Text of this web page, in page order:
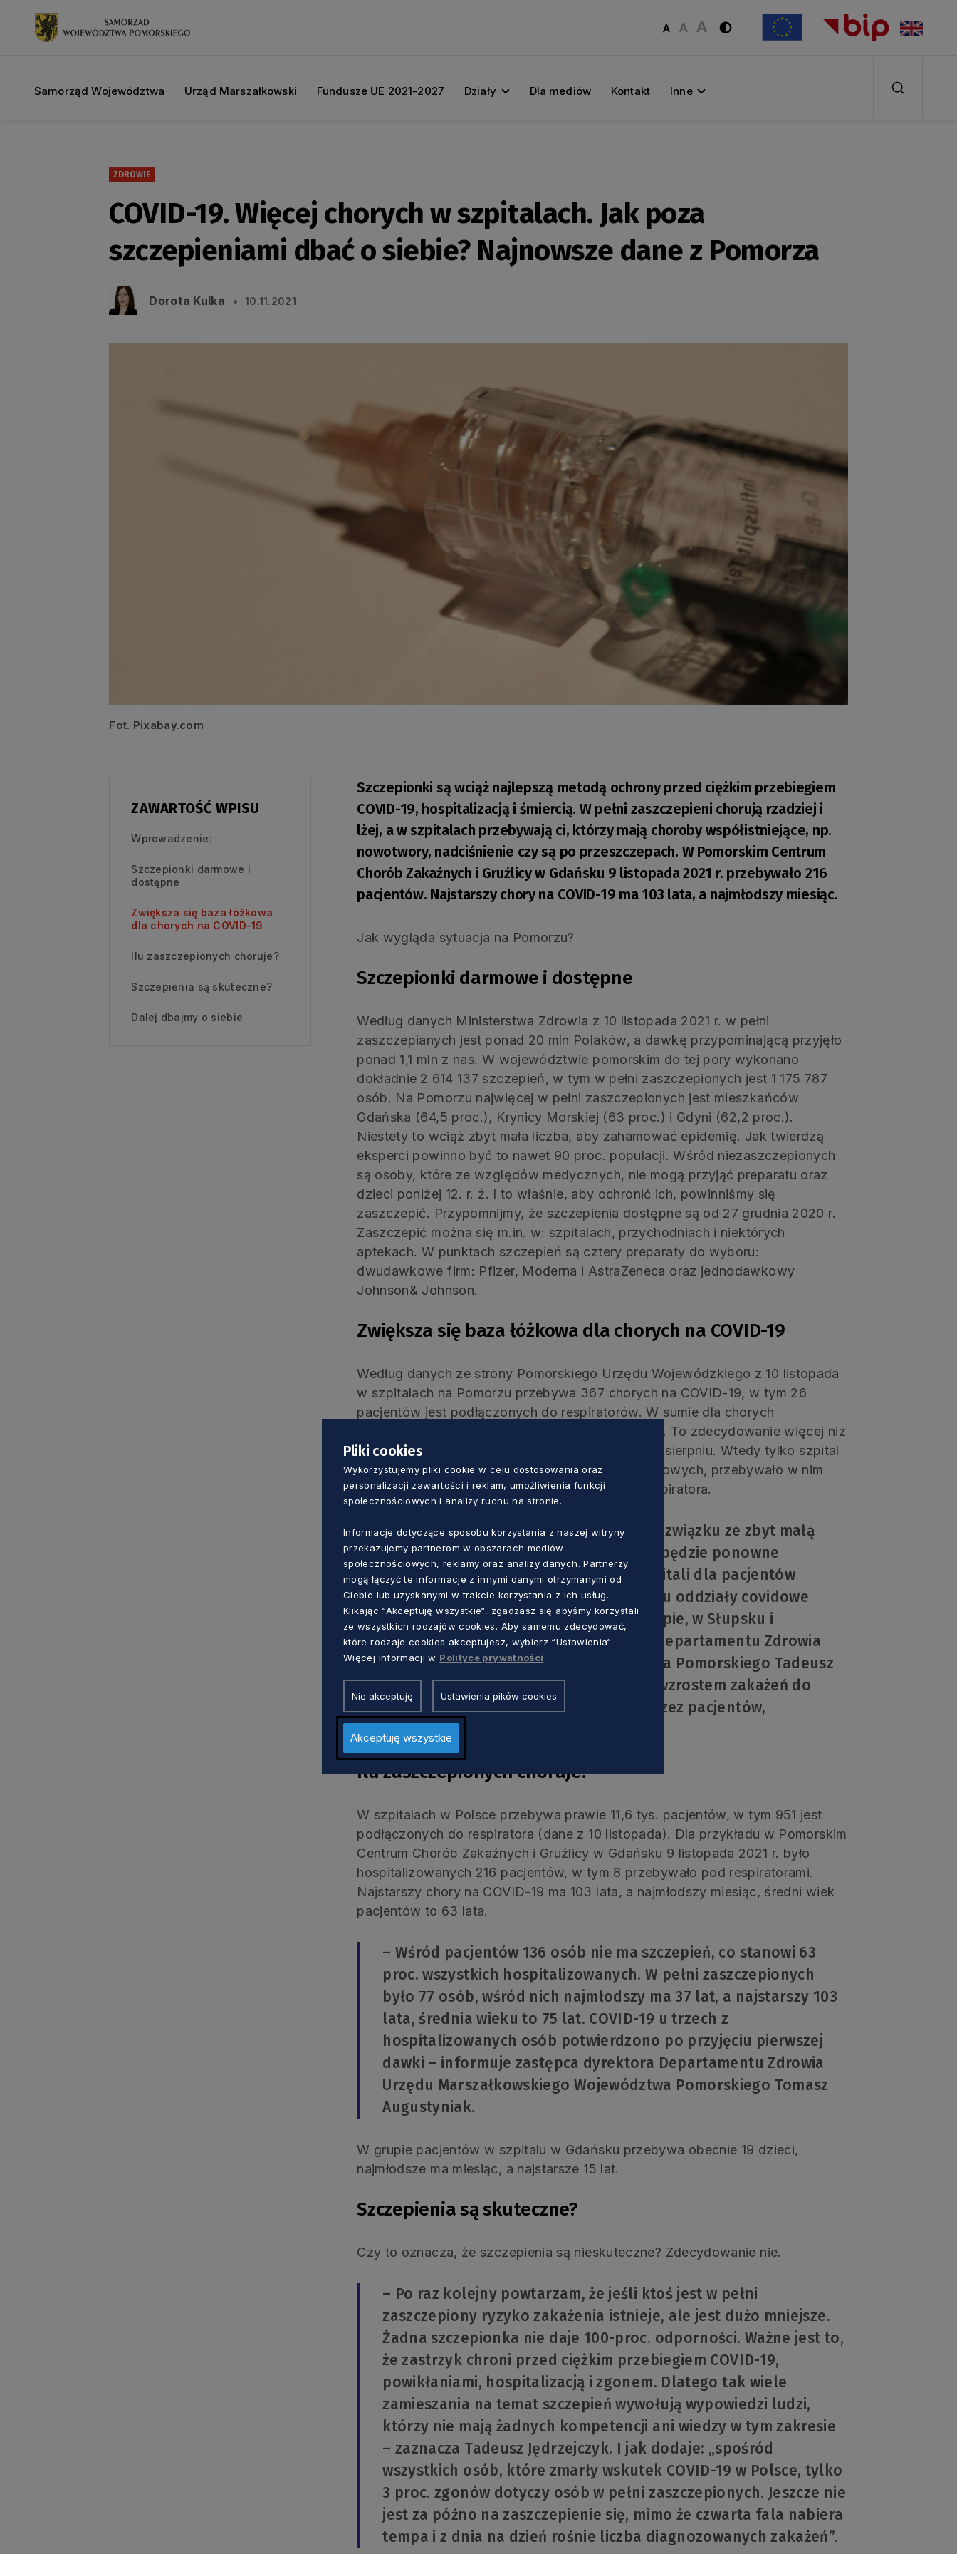
Samorząd Województwa Urząd Marszałkowski Fundusze UE 2021-2027 Działy Dla mediów Kontakt Inne
ZDROWIE
COVID-19. Więcej chorych w szpitalach. Jak poza
szczepieniami dbać o siebie? Najnowsze dane z Pomorza
Dorota Kulka 10.11.2021
Fot. Pixabay.com
ZAWARTOŚĆ WPISU
Wprowadzenie:
Szczepionki darmowe i
dostępne
Zwiększa się baza łóżkowa
dla chorych na COVID-19
Ilu zaszczepionych choruje?
Szczepienia są skuteczne?
Dalej dbajmy o siebie
Szczepionki są wciąż najlepszą metodą ochrony przed ciężkim przebiegiem
COVID-19, hospitalizacją i śmiercią. W pełni zaszczepieni chorują rzadziej i
lżej, a w szpitalach przebywają ci, którzy mają choroby współistniejące, np.
nowotwory, nadciśnienie czy są po przeszczepach. W Pomorskim Centrum
Chorób Zakaźnych i Gruźlicy w Gdańsku 9 listopada 2021 r. przebywało 216
pacjentów. Najstarszy chory na COVID-19 ma 103 lata, a najmłodszy miesiąc.
Jak wygląda sytuacja na Pomorzu?
Szczepionki darmowe i dostępne
Według danych Ministerstwa Zdrowia z 10 listopada 2021 r. w pełni
zaszczepianych jest ponad 20 mln Polaków, a dawkę przypominającą przyjęło
ponad 1,1 mln z nas. W województwie pomorskim do tej pory wykonano
dokładnie 2 614 137 szczepień, w tym w pełni zaszczepionych jest 1 175 787
osób. Na Pomorzu najwięcej w pełni zaszczepionych jest mieszkańców
Gdańska (64,5 proc.), Krynicy Morskiej (63 proc.) i Gdyni (62,2 proc.).
Niestety to wciąż zbyt mała liczba, aby zahamować epidemię. Jak twierdzą
eksperci powinno być to nawet 90 proc. populacji. Wśród niezaszczepionych
są osoby, które ze względów medycznych, nie mogą przyjąć preparatu oraz
dzieci poniżej 12. r. ż. I to właśnie, aby ochronić ich, powinniśmy się
zaszczepić. Przypomnijmy, że szczepienia dostępne są od 27 grudnia 2020 r.
Zaszczepić można się m.in. w: szpitalach, przychodniach i niektórych
aptekach. W punktach szczepień są cztery preparaty do wyboru:
dwudawkowe firm: Pfizer, Moderna i AstraZeneca oraz jednodawkowy
Johnson& Johnson.
Zwiększa się baza łóżkowa dla chorych na COVID-19
Według danych ze strony Pomorskiego Urzędu Wojewódzkiego z 10 listopada
w szpitalach na Pomorzu przebywa 367 chorych na COVID-19, w tym 26
pacjentów jest podłączonych do respiratorów. W sumie dla chorych
przygotowano 545 miejsc, w tym 47 respiratorów. To zdecydowanie więcej niż
na początku czwartej fali, która rozpoczęła się w sierpniu. Wtedy tylko szpital
zakaźny w Gdańsku przyjmował pacjentów covidowych, przebywało w nim
kilkanaście osób, a jedna była podłączona do respiratora.
– Już dwa miesiące temu mówiłem, że w związku ze zbyt małą
liczbą zaszczepionych osób konieczne będzie ponowne
uruchamianie kolejnych oddziałów szpitali dla pacjentów
covidowych. I tak się dzieje. Na Pomorzu oddziały covidowe
poza szpitalem zakaźnym są np. na Zaspie, w Słupsku i
Kościerzynie – mówi lekarz i dyrektor Departamentu Zdrowia
Urzędu Marszałkowskiego Województwa Pomorskiego Tadeusz
Jędrzejczyk. – Obawiam się, że wraz ze wzrostem zakażeń do
przychodni powrócą, tak nielubiane przez pacjentów,
teleporady – dodaje lekarz.
Ilu zaszczepionych choruje?
W szpitalach w Polsce przebywa prawie 11,6 tys. pacjentów, w tym 951 jest
podłączonych do respiratora (dane z 10 listopada). Dla przykładu w Pomorskim
Centrum Chorób Zakaźnych i Gruźlicy w Gdańsku 9 listopada 2021 r. było
hospitalizowanych 216 pacjentów, w tym 8 przebywało pod respiratorami.
Najstarszy chory na COVID-19 ma 103 lata, a najmłodszy miesiąc, średni wiek
pacjentów to 63 lata.
– Wśród pacjentów 136 osób nie ma szczepień, co stanowi 63
proc. wszystkich hospitalizowanych. W pełni zaszczepionych
było 77 osób, wśród nich najmłodszy ma 37 lat, a najstarszy 103
lata, średnia wieku to 75 lat. COVID-19 u trzech z
hospitalizowanych osób potwierdzono po przyjęciu pierwszej
dawki – informuje zastępca dyrektora Departamentu Zdrowia
Urzędu Marszałkowskiego Województwa Pomorskiego Tomasz
Augustyniak.
W grupie pacjentów w szpitalu w Gdańsku przebywa obecnie 19 dzieci,
najmłodsze ma miesiąc, a najstarsze 15 lat.
Szczepienia są skuteczne?
Czy to oznacza, że szczepienia są nieskuteczne? Zdecydowanie nie.
– Po raz kolejny powtarzam, że jeśli ktoś jest w pełni
zaszczepiony ryzyko zakażenia istnieje, ale jest dużo mniejsze.
Żadna szczepionka nie daje 100-proc. odporności. Ważne jest to,
że zastrzyk chroni przed ciężkim przebiegiem COVID-19,
powikłaniami, hospitalizacją i zgonem. Dlatego tak wiele
zamieszania na temat szczepień wywołują wypowiedzi ludzi,
którzy nie mają żadnych kompetencji ani wiedzy w tym zakresie
– zaznacza Tadeusz Jędrzejczyk. I jak dodaje: „spośród
wszystkich osób, które zmarły wskutek COVID-19 w Polsce, tylko
3 proc. zgonów dotyczy osób w pełni zaszczepionych. Jeszcze nie
jest za późno na zaszczepienie się, mimo że czwarta fala nabiera
tempa i z dnia na dzień rośnie liczba diagnozowanych zakażeń”.
Pliki cookies
Wykorzystujemy pliki cookie w celu dostosowania oraz
personalizacji zawartości i reklam, umożliwienia funkcji
społecznościowych i analizy ruchu na stronie.
Informacje dotyczące sposobu korzystania z naszej witryny
przekazujemy partnerom w obszarach mediów
społecznościowych, reklamy oraz analizy danych. Partnerzy
mogą łączyć te informacje z innymi danymi otrzymanymi od
Ciebie lub uzyskanymi w trakcie korzystania z ich usług.
Klikając “Akceptuję wszystkie“, zgadzasz się abyśmy korzystali
ze wszystkich rodzajów cookies. Aby samemu zdecydować,
które rodzaje cookies akceptujesz, wybierz “Ustawienia“.
Więcej informacji w Polityce prywatności
Nie akceptuję Ustawienia pików cookies
Akceptuję wszystkie